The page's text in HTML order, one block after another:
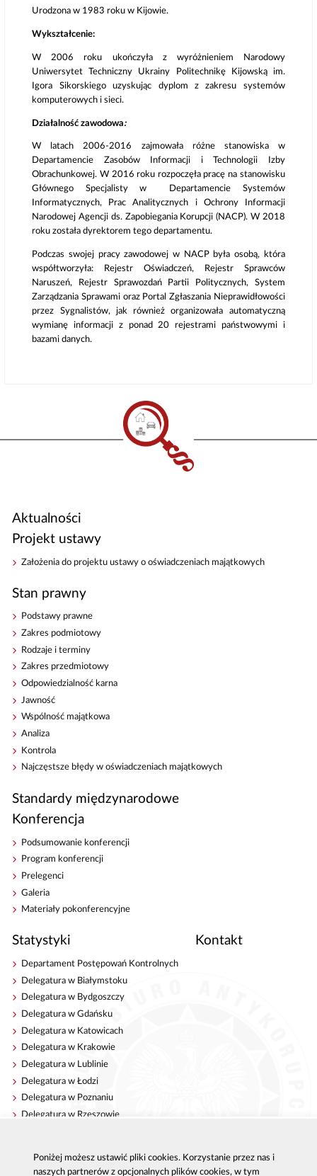
Urodzona w 1983 roku w Kijowie.
Wykształcenie:
W 2006 roku ukończyła z wyróżnieniem Narodowy
Uniwersytet Techniczny Ukrainy Politechnikę Kijowską im.
Igora Sikorskiego uzyskując dyplom z zakresu systemów
komputerowych i sieci.
Działalność zawodowa:
W latach 2006-2016 zajmowała różne stanowiska w
Departamencie Zasobów Informacji i Technologii Izby
Obrachunkowej. W 2016 roku rozpoczęła pracę na stanowisku
Głównego Specjalisty w Departamencie Systemów
Informatycznych, Prac Analitycznych i Ochrony Informacji
Narodowej Agencji ds. Zapobiegania Korupcji (NACP). W 2018
roku została dyrektorem tego departamentu.
Podczas swojej pracy zawodowej w NACP była osobą, która
współtworzyła: Rejestr Oświadczeń, Rejestr Sprawców
Naruszeń, Rejestr Sprawozdań Partii Politycznych, System
Zarządzania Sprawami oraz Portal Zgłaszania Nieprawidłowości
przez Sygnalistów, jak również organizowała automatyczną
wymianę informacji z ponad 20 rejestrami państwowymi i
bazami danych.
Aktualności
Projekt ustawy
Założenia do projektu ustawy o oświadczeniach majątkowych
Stan prawny
Podstawy prawne
Zakres podmiotowy
Rodzaje i terminy
Zakres przedmiotowy
Odpowiedzialność karna
Jawność
Wspólność majątkowa
Analiza
Kontrola
Najczęstsze błędy w oświadczeniach majątkowych
Standardy międzynarodowe
Konferencja
Podsumowanie konferencji
Program konferencji
Prelegenci
Galeria
Materiały pokonferencyjne
Statystyki
Departament Postępowań Kontrolnych
Delegatura w Białymstoku
Delegatura w Bydgoszczy
Delegatura w Gdańsku
Delegatura w Katowicach
Delegatura w Krakowie
Delegatura w Lublinie
Delegatura w Łodzi
Delegatura w Poznaniu
Delegatura w Rzeszowie
Delegatura we Wrocławiu
Kontakt
Poniżej możesz ustawić pliki cookies. Korzystanie przez nas i
naszych partnerów z opcjonalnych plików cookies, w tym